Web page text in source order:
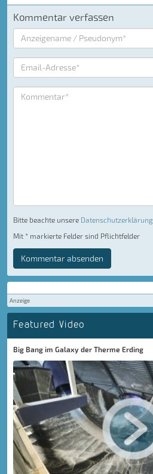
Kommentar verfassen
Bitte beachte unsere Datenschutzerklärung
Mit * markierte Felder sind Pflichtfelder
Kommentar absenden
Anzeige
Featured Video
Big Bang im Galaxy der Therme Erding